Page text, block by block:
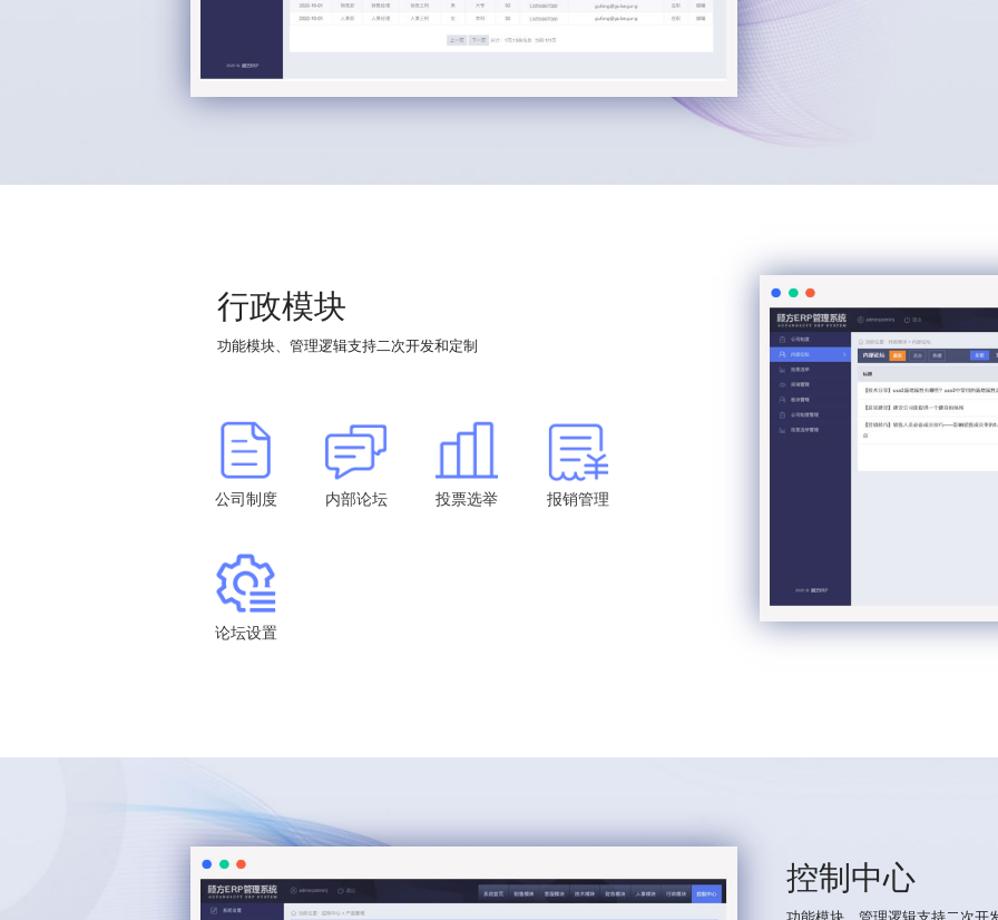
行政模块
功能模块、管理逻辑支持二次开发和定制
公司制度 内部论坛 投票选举 报销管理
论坛设置
控制中心